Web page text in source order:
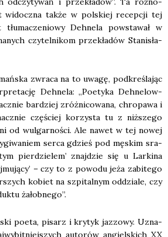
widocz­na tak­że w pol­skiej recep­cji tej
Deh­ne­la powsta­wał w
czy­tel­ni­kom prze­kła­dów Sta­ni­sła­
zwra­ca na to uwa­gę, pod­kre­śla­jąc
Deh­ne­la: „Poety­ka Deh­ne­low­
bar­dziej zróż­ni­co­wa­na, chro­pa­wa i
czę­ściej korzy­sta tu z niż­sze­go
od wul­gar­no­ści. Ale nawet w tej nowej
ser­ca gdzieś pod męskim sra­
pier­dzie­lem’ znaj­dzie się u Lar­ki­na
– czy to z powo­du jeża zabi­te­go
kobiet na szpi­tal­nym oddzia­le, czy
żałob­ne­go”.
poeta, pisarz i kry­tyk jaz­zo­wy. Uzna­